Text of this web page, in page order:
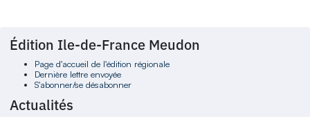
Édition Ile-de-France Meudon
Page d'accueil de l'édition régionale
Dernière lettre envoyée
S'abonner/se désabonner
Actualités